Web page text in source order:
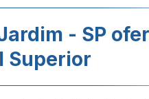
- SP
Superior